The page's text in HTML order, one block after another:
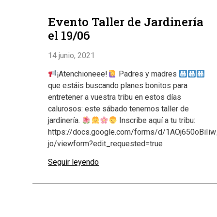
Evento Taller de Jardinería
el 19/06
14 junio, 2021
¡Atenchioneee!
Padres y madres
que estáis buscando planes bonitos para
entretener a vuestra tribu en estos días
calurosos: este sábado tenemos taller de
jardinería.
Inscribe aquí a tu tribu:
https://docs.google.com/forms/d/
jo/viewform?edit_requested=true
Seguir leyendo